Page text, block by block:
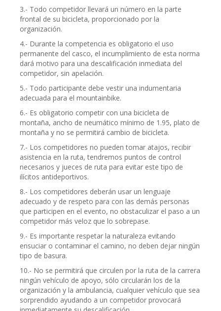
3.- Todo competidor llevará un número en la parte
frontal de su bicicleta, proporcionado por la
organización.
4.- Durante la competencia es obligatorio el uso
permanente del casco, el incumplimiento de esta norma
dará motivo para una descalificación inmediata del
competidor, sin apelación.
5.- Todo participante debe vestir una indumentaria
adecuada para el mountainbike.
6.- Es obligatorio competir con una bicicleta de
montaña, ancho de neumático mínimo de 1.95, plato de
montaña y no se permitirá cambio de bicicleta.
7.- Los competidores no pueden tomar atajos, recibir
asistencia en la ruta, tendremos puntos de control
necesarios y jueces de ruta para evitar este tipo de
ilícitos antideportivos.
8.- Los competidores deberán usar un lenguaje
adecuado y de respeto para con las demás personas
que participen en el evento, no obstaculizar el paso a un
competidor más veloz que lo sobrepase.
9.- Es importante respetar la naturaleza evitando
ensuciar o contaminar el camino, no deben dejar ningún
tipo de basura.
10.- No se permitirá que circulen por la ruta de la carrera
ningún vehículo de apoyo, sólo circularán los de la
organización y la ambulancia, cualquier vehículo que sea
sorprendido ayudando a un competidor provocará